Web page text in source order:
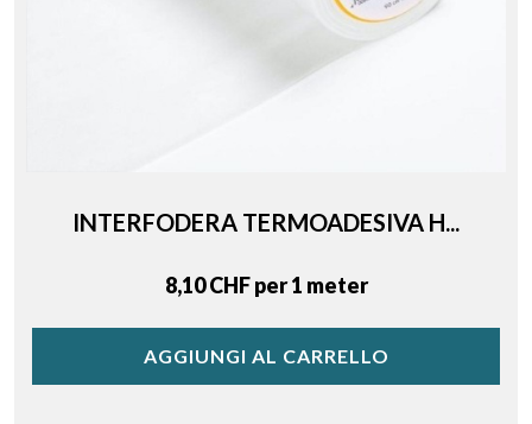
INTERFODERA TERMOADESIVA H...
Price
8,10 CHF per 1 meter
AGGIUNGI AL CARRELLO